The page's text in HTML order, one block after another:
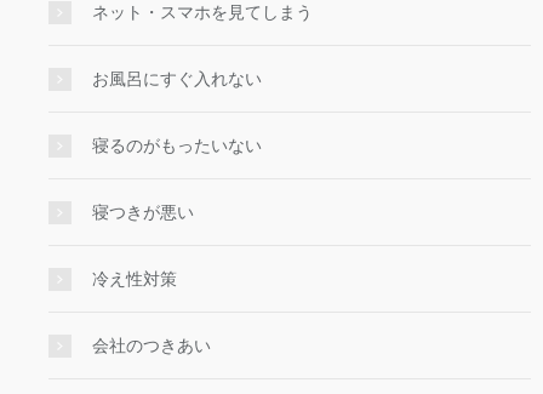
ネット・スマホを見てしまう
お風呂にすぐ入れない
寝るのがもったいない
寝つきが悪い
冷え性対策
会社のつきあい